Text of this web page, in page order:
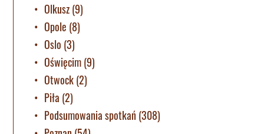
Olkusz(9)
Opole (8)
Oslo (3)
Oświęcim(9)
Otwock(2)
Piła (2)
Podsumowania spotkań (308)